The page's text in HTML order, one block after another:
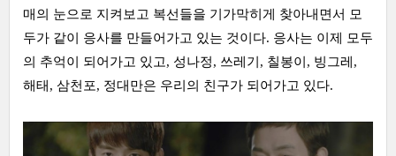
매의 눈으로 지켜보고 복선들을 기가막히게 찾아내면서 모
두가 같이 응사를 만들어가고 있는 것이다. 응사는 이제 모두
의 추억이 되어가고 있고, 성나정, 쓰레기, 칠봉이, 빙그레,
해태, 삼천포, 정대만은 우리의 친구가 되어가고 있다.